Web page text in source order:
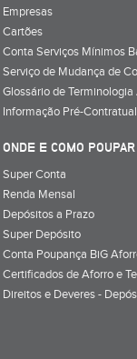
Empresas
Cartões
Conta Serviços Mínimos
Serviço de Mudança de
Glossário de Terminologia
Informação Pré-Contratual
ONDE E COMO POUPAR
Super Conta
Renda Mensal
Depósitos a Prazo
Super Depósito
Conta Poupança BiG
Certificados de Aforro e
Direitos e Deveres -